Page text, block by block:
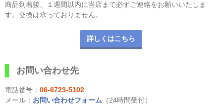
商品到着後、１週間以内に当店まで必ずご連絡をお願いいたしま
す。交換は承っておりません。
詳しくはこちら
お問い合わせ先
電話番号： 06-6723-5102
メール： お問い合わせフォーム （24時間受付）